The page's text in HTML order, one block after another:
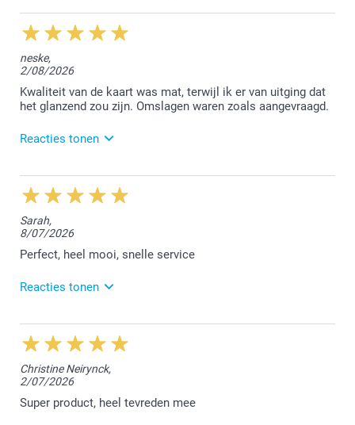
neske,
2/08/2026
Kwaliteit van de kaart was mat, terwijl ik er van uitging dat
het glanzend zou zijn. Omslagen waren zoals aangevraagd.
Reacties tonen
3/08/2026
14:47
Beste,
Bedankt voor jouw review. Ik ben dit voor jou gaan
nakijken en zie dat je gekozen hebt voor de optie
"parelmoer". Dit is geen glanzende afwerking-zie
mag, mag je altijd contact opnemen met onze
Nog een prettige dag!
Nathalie @smartphoto
Sarah,
8/07/2026
Perfect, heel mooi, snelle service
Reacties tonen
10/07/2026
12:12
Beste Sarah,
Wat fijn om te lezen dat je tevreden bent over de
bestelde kaarten. Bedankt voor jouw positieve
feedback en tot een volgende keer!
Christine Neirynck,
2/07/2026
Super product, heel tevreden mee